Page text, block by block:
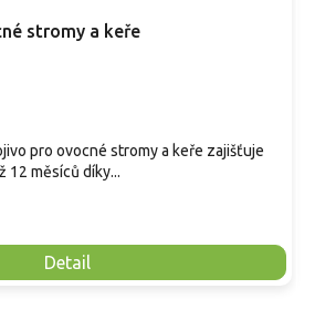
stromy a keře
Detail
pro ovocné stromy a keře zajišťuje
12 měsíců díky...